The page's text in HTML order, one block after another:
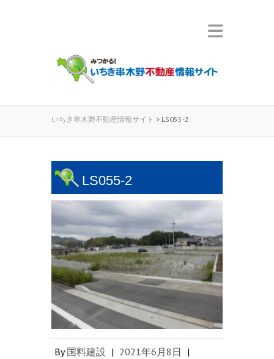
いちき串木野不動産情報サイト > LS055-2
LS055-2
By国料建設 | 2021年6月8日 |